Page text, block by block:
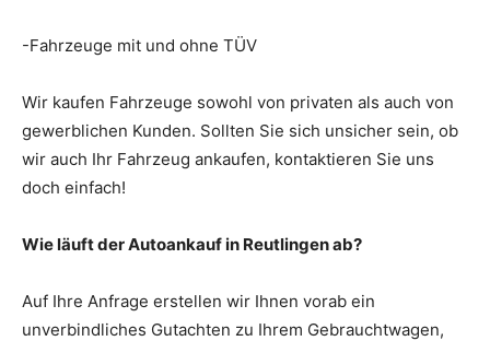
-Fahrzeuge mit und ohne TÜV
Wir kaufen Fahrzeuge sowohl von privaten als auch von
gewerblichen Kunden. Sollten Sie sich unsicher sein, ob
wir auch Ihr Fahrzeug ankaufen, kontaktieren Sie uns
doch einfach!
Wie läuft der Autoankauf in Reutlingen ab?
Auf Ihre Anfrage erstellen wir Ihnen vorab ein
unverbindliches Gutachten zu Ihrem Gebrauchtwagen,